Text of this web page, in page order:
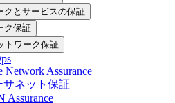
クとサービスの保証
ク保証
トワーク保証
Network Assurance
サネット保証
Assurance